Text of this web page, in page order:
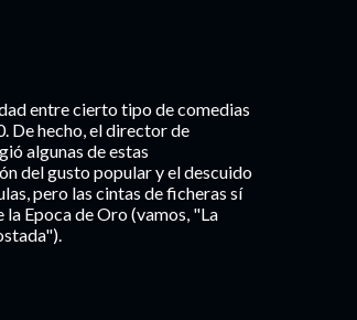
entre cierto tipo de comedias
De hecho, el director de
algunas de estas
del gusto popular y el descuido
pero las cintas de ficheras sí
Epoca de Oro (vamos, "La